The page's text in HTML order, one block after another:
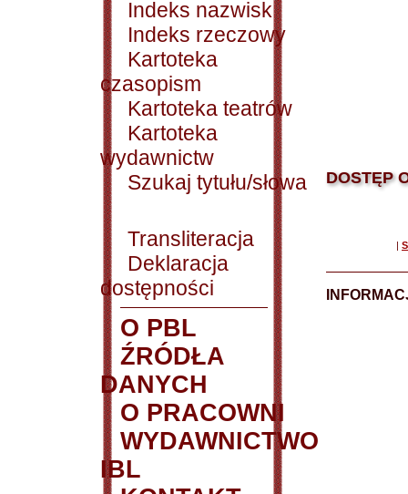
Indeks nazwisk
Indeks rzeczowy
Kartoteka
czasopism
Kartoteka teatrów
Kartoteka
wydawnictw
Szukaj tytułu/słowa
Transliteracja
Deklaracja
dostępności
O PBL
ŹRÓDŁA
DANYCH
O PRACOWNI
WYDAWNICTWO
IBL
DOSTĘP
|